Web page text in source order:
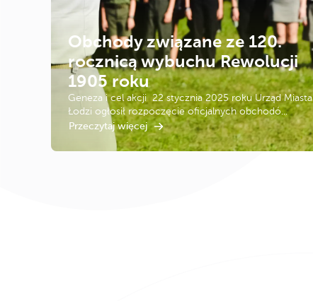
Obchody związane ze 120.
rocznicą wybuchu Rewolucji
1905 roku
Geneza i cel akcji 22 stycznia 2025 roku Urząd Miasta
Łodzi ogłosił rozpoczęcie oficjalnych obchodó...
Przeczytaj więcej